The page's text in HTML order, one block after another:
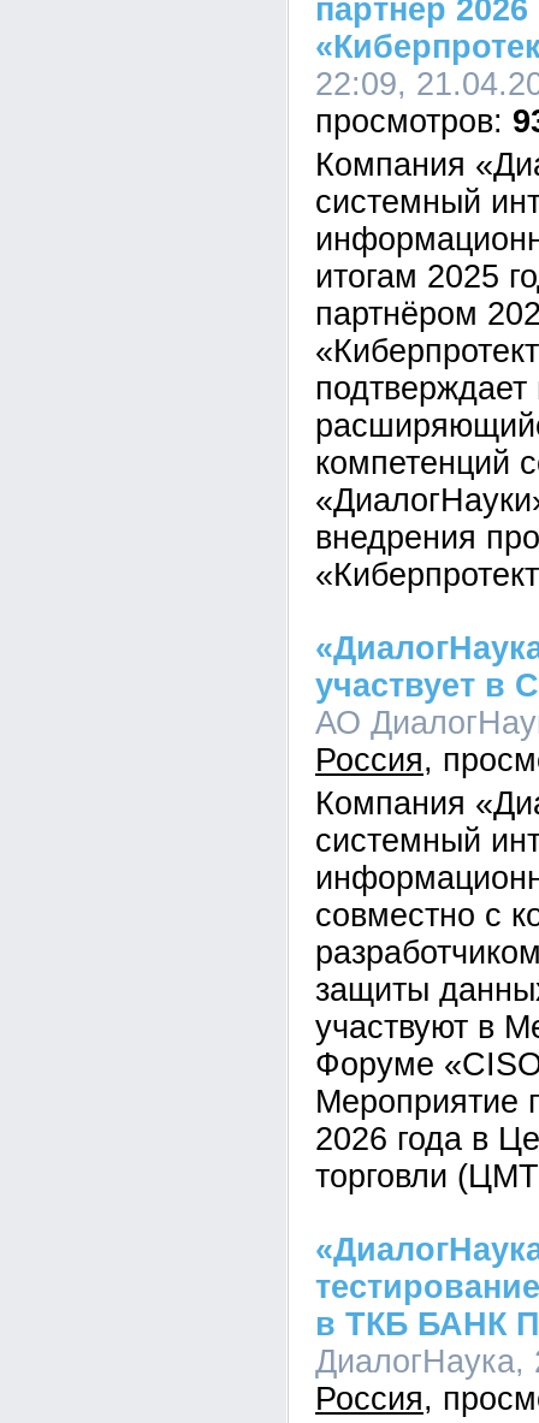
партнер
22:09,
Компания
системный
итогам 2025
партнёром
подтверждает
компетенций
внедрения
участвует в
АО
Россия
Компания
системный
совместно с
защиты
участвуют в
Форуме
Мероприятие
2026 года в
торговли
в ТКБ БАНК
ДиалогНаука,
Россия